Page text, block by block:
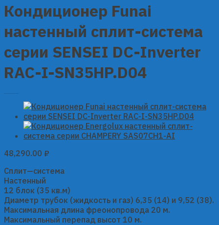
Кондиционер Funai
настенный сплит-система
серии SENSEI DC-Inverter
RAC-I-SN35HP.D04
48,290.00 ₽
Сплит—система
Настенный
12 блок (35 кв.м)
Диаметр трубок (жидкость и газ) 6,35 (14) и 9,52 (38).
Максимальная длина фреонопровода 20 м.
Максимальный перепад высот 10 м.